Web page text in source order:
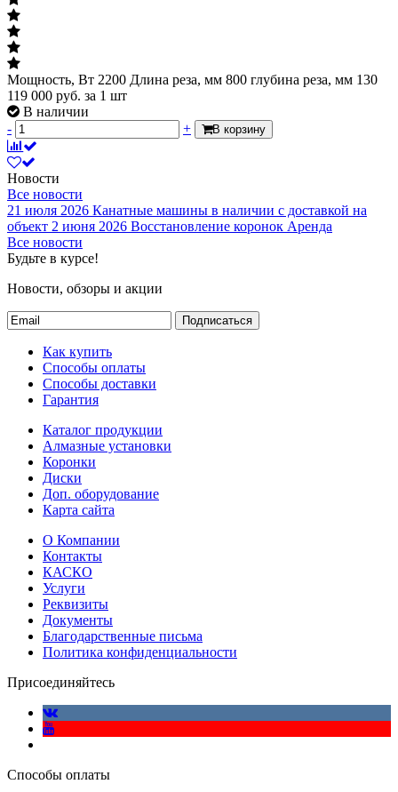
Мощность, Вт 2200 Длина реза, мм 800 глубина реза, мм 130
119 000 руб. за 1 шт
В наличии
-
+ В корзину
Новости
Все новости
21 июля 2026 Канатные машины в наличии с доставкой на
объект 2 июня 2026 Восстановление коронок Аренда
Все новости
Будьте в курсе!
Новости, обзоры и акции
Подписаться
Как купить
Способы оплаты
Способы доставки
Гарантия
Каталог продукции
Алмазные установки
Коронки
Диски
Доп. оборудование
Карта сайта
О Компании
Контакты
КАСКО
Услуги
Реквизиты
Документы
Благодарственные письма
Политика конфиденциальности
Присоединяйтесь
Способы оплаты